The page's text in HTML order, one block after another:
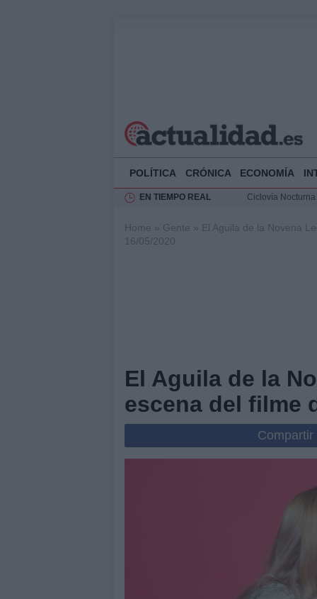
POLÍTICA CRÓNICA ECONOMÍA
EN TIEMPO REAL
Ciclovía
Rehabilitación
Home » Gente » El Aguila de la Novena
16/05/2020
El Aguila de la
escena del filme